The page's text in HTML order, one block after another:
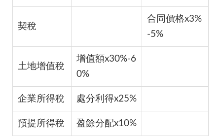
契稅
合同價格x3%
-5%
土地增值稅
增值額x30%-6
0%
企業所得稅 處分利得x25%
預提所得稅 盈餘分配x10%